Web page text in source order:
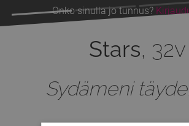
Onko sinulla jo tunnus?
Stars, 32v
Sydämeni